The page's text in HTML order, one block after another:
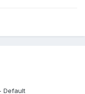
Default